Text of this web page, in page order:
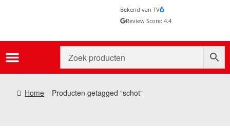
Bekend van TV
Review Score: 4.4
Home Producten getagged “schot”